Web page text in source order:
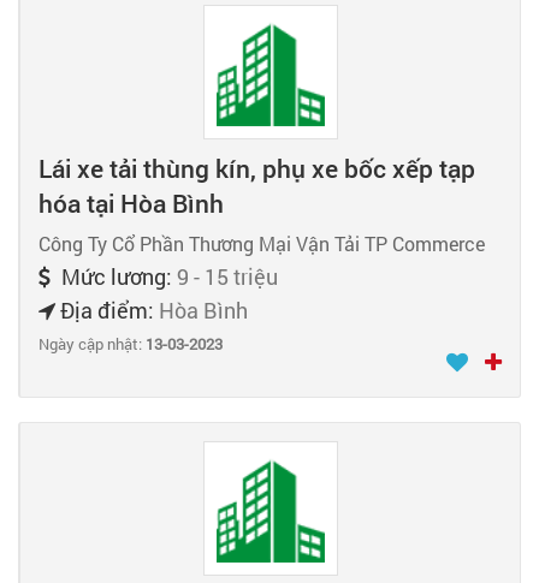
Lái xe tải thùng kín, phụ xe bốc xếp tạp
hóa tại Hòa Bình
Công Ty Cổ Phần Thương Mại Vận Tải TP Commerce
Mức lương: 9 - 15 triệu
Địa điểm: Hòa Bình
Ngày cập nhật: 13-03-2023